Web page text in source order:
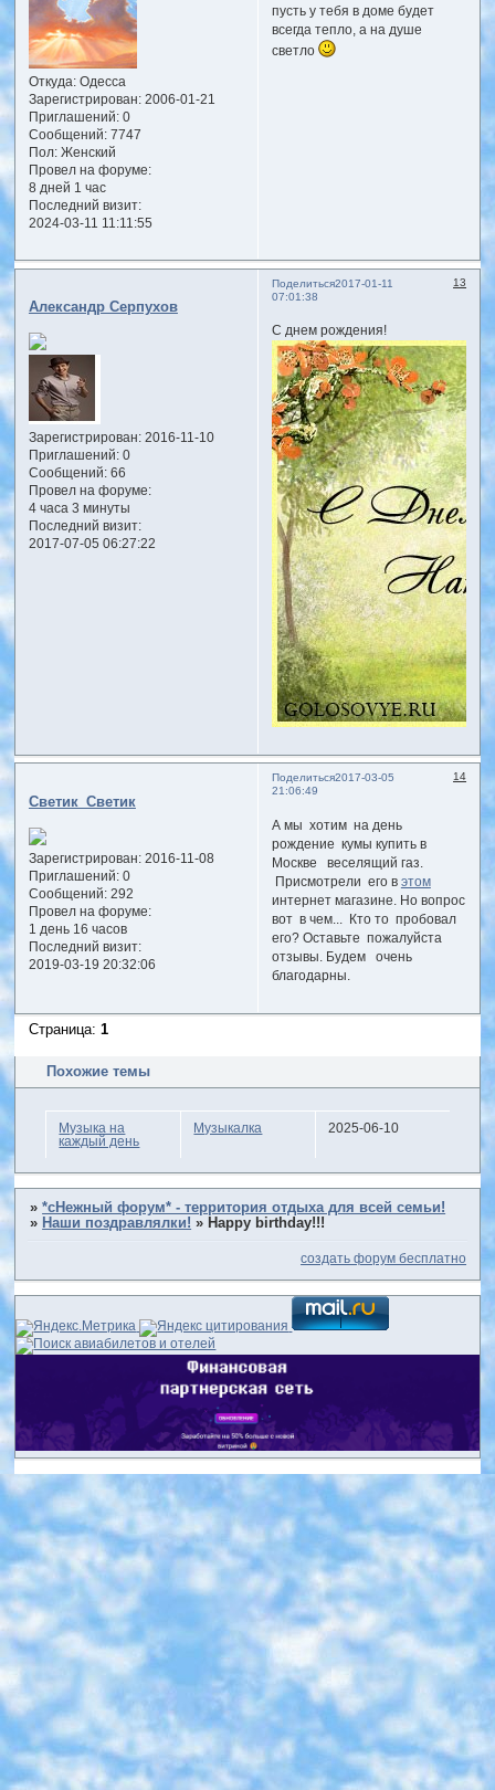
Откуда:Одесса
Зарегистрирован: 2006-01-21
Приглашений:0
Сообщений:7747
Пол:Женский
Провел на форуме:
8 дней 1 час
Последний визит:
2024-03-11 11:11:55
пусть у тебя в доме будет
всегда тепло, а на душе
светло
Поделиться 13
2017-01-11
07:01:38
Александр Серпухов
Зарегистрирован: 2016-11-10
Приглашений:0
Сообщений:66
Провел на форуме:
4 часа 3 минуты
Последний визит:
2017-07-05 06:27:22
С днем рождения!
Поделиться 14
2017-03-05
21:06:49
Светик_Светик
Зарегистрирован: 2016-11-08
Приглашений:0
Сообщений:292
Провел на форуме:
1 день 16 часов
Последний визит:
2019-03-19 20:32:06
А мы хотим на день
рождение кумы купить в
Москве веселящий газ.
Присмотрели его в этом
интернет магазине. Но вопрос
вот в чем... Кто то пробовал
его? Оставьте пожалуйста
отзывы. Будем очень
благодарны.
Страница:1
Похожие темы
Музыка на
каждый день
Музыкалка 2025-06-10
»*сНежный форум* - территория отдыха для всей семьи!
» Наши поздравлялки! » Happy birthday!!!
создать форум бесплатно